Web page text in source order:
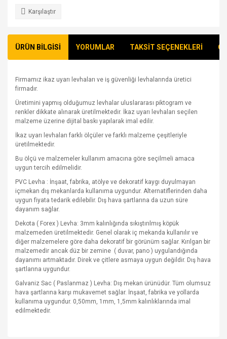
Karşılaştır
ÜRÜN BİLGİSİ YORUMLAR TAKSİT SEÇENEKLERİ
Firmamız ikaz uyarı levhaları ve iş güvenliği levhalarında üretici
firmadır.
Üretimini yapmış olduğumuz levhalar uluslararası piktogram ve
renkler dikkate alınarak üretilmektedir. İkaz uyarı levhaları seçilen
malzeme üzerine dijital baskı yapılarak imal edilir.
İkaz uyarı levhaları farklı ölçüler ve farklı malzeme çeşitleriyle
üretilmektedir.
Bu ölçü ve malzemeler kullanım amacına göre seçilmeli amaca
uygun tercih edilmelidir.
PVC Levha : İnşaat, fabrika, atölye ve dekoratif kaygı duyulmayan
içmekan dış mekanlarda kullanıma uygundur. Alternatiflerinden daha
uygun fiyata tedarik edilebilir. Dış hava şartlarına da uzun süre
dayanım sağlar.
Dekota ( Forex ) Levha: 3mm kalınlığında sıkıştırılmış köpük
malzemeden üretilmektedir. Genel olarak iç mekanda kullanılır ve
diğer malzemelere göre daha dekoratif bir görünüm sağlar. Kırılgan bir
malzemedir ancak düz bir zemine ( duvar, pano ) uygulandığında
dayanımı artmaktadır. Direk ve çitlere asmaya uygun değildir. Dış hava
şartlarına uygundur.
Galvaniz Sac ( Paslanmaz ) Levha: Dış mekan ürünüdür. Tüm olumsuz
hava şartlarına karşı mukavemet sağlar. İnşaat, fabrika ve yollarda
kullanıma uygundur. 0,50mm, 1mm, 1,5mm kalınlıklarında imal
edilmektedir.